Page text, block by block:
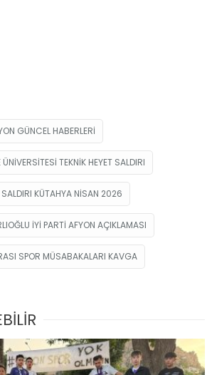
GÜNCEL HABERLERI
TEKNIK HEYET SALDIRI
KÜTAHYA NISAN 2026
IYI PARTI AFYON AÇIKLAMASI
SPOR MÜSABAKALARI KAVGA